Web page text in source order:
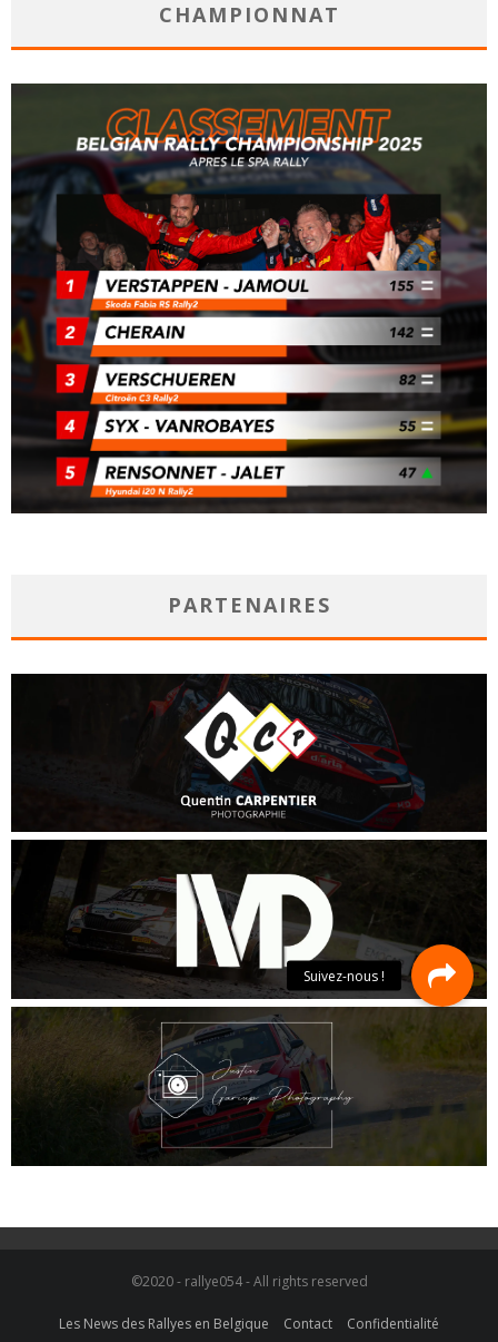
CHAMPIONNAT
PARTENAIRES
©2020 - rallye054 - All rights reserved
Les News des Rallyes en Belgique Contact Confidentialité